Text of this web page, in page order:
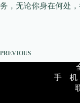
务，无论你身在何处
PREVIOUS
手 机